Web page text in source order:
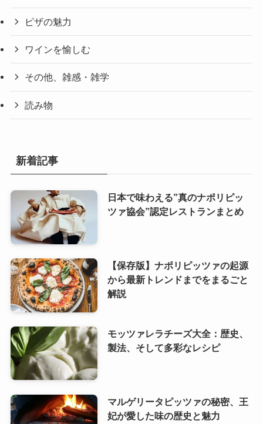
ピザの魅力
ワインを愉しむ
その他、雑感・雑学
読み物
新着記事
日本で味わえる”真のナポリピッ
ツァ協会”認定レストランまとめ
【保存版】ナポリピッツァの起源
から最新トレンドまでをまるごと
解説
モッツァレラチーズ大全：歴史、
製法、そして多彩なレシピ
マルゲリータピッツァの秘密、王
妃が愛した味の歴史と魅力